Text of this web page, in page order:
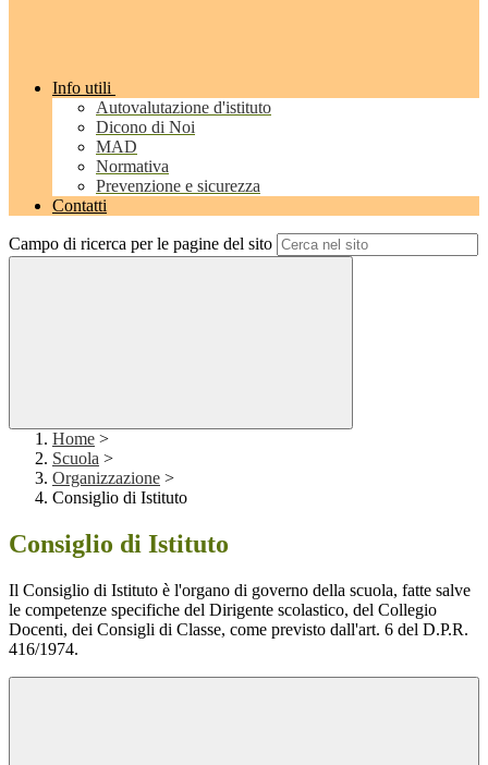
Info utili
Autovalutazione d'istituto
Dicono di Noi
MAD
Normativa
Prevenzione e sicurezza
Contatti
Campo di ricerca per le pagine del sito
Home >
Scuola >
Organizzazione >
Consiglio di Istituto
Consiglio di Istituto
Il Consiglio di Istituto è l'organo di governo della scuola, fatte salve
le competenze specifiche del Dirigente scolastico, del Collegio
Docenti, dei Consigli di Classe, come previsto dall'art. 6 del D.P.R.
416/1974.